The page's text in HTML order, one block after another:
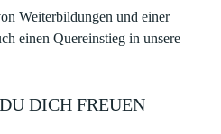
Weiterbildungen und einer
einen Quereinstieg in unsere
DICH FREUEN